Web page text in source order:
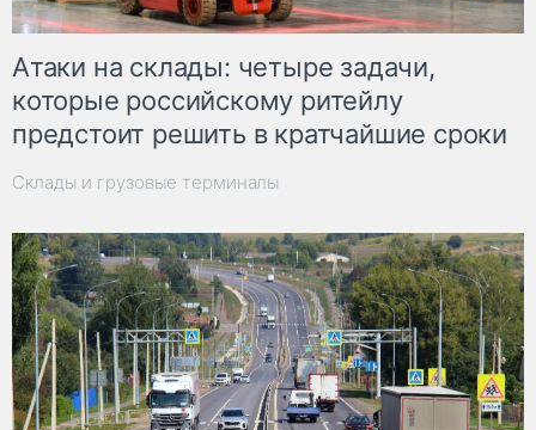
Атаки на склады: четыре задачи,
которые российскому ритейлу
предстоит решить в кратчайшие сроки
Склады и грузовые терминалы